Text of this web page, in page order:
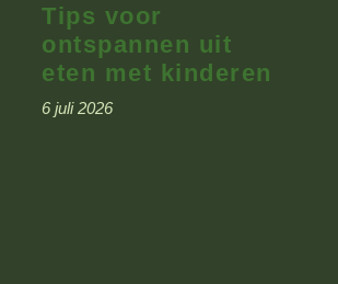
Tips voor
ontspannen uit
eten met kinderen
6 juli 2026